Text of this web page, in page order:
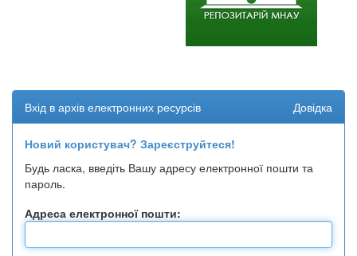
Вхід в архів електронних ресурсів Довідка
Новий користувач? Зареєструйтеся!
Будь ласка, введіть Вашу адресу електронної пошти та
пароль.
Адреса електронної пошти: